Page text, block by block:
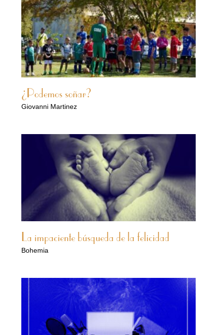
¿Podemos soñar?
Giovanni Martinez
La impaciente búsqueda de la felicidad
Bohemia